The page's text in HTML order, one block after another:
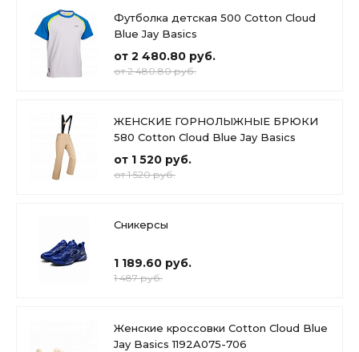
Футболка детская 500 Cotton Cloud
Blue Jay Basics
от 2 480.80 руб.
от 2 480.80 руб.
ЖЕНСКИЕ ГОРНОЛЫЖНЫЕ БРЮКИ
580 Cotton Cloud Blue Jay Basics
от 1 520 руб.
от 1 520 руб.
Сникерсы
1 189.60 руб.
1 487 руб.
Женские кроссовки Cotton Cloud Blue
Jay Basics 1192A075-706